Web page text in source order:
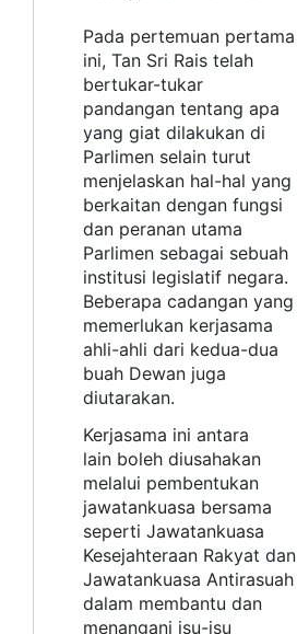
Pada pertemuan pertama
ini, Tan Sri Rais telah
bertukar-tukar
pandangan tentang apa
yang giat dilakukan di
Parlimen selain turut
menjelaskan hal-hal yang
berkaitan dengan fungsi
dan peranan utama
Parlimen sebagai sebuah
institusi legislatif negara.
Beberapa cadangan yang
memerlukan kerjasama
ahli-ahli dari kedua-dua
buah Dewan juga
diutarakan.
Kerjasama ini antara
lain boleh diusahakan
melalui pembentukan
jawatankuasa bersama
seperti Jawatankuasa
Kesejahteraan Rakyat dan
Jawatankuasa Antirasuah
dalam membantu dan
menangani isu-isu